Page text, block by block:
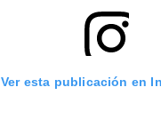
Ver esta publicación en